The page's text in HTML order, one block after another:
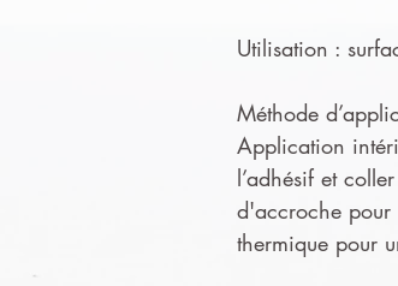
Utilisation :
Méthode
Application
l’adhésif et
d'accroche pour
thermique pour